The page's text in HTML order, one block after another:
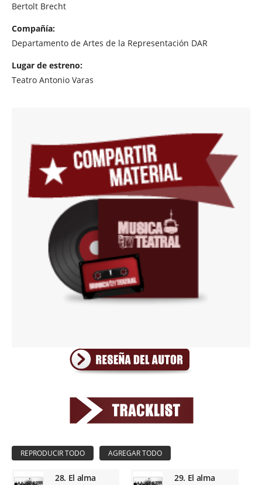
Bertolt Brecht
Compañía:
Departamento de Artes de la Representación DAR
Lugar de estreno:
Teatro Antonio Varas
28. El alma
29. El alma